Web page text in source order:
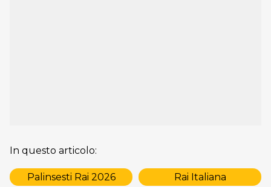
In questo articolo:
Palinsesti Rai 2026 Rai Italiana